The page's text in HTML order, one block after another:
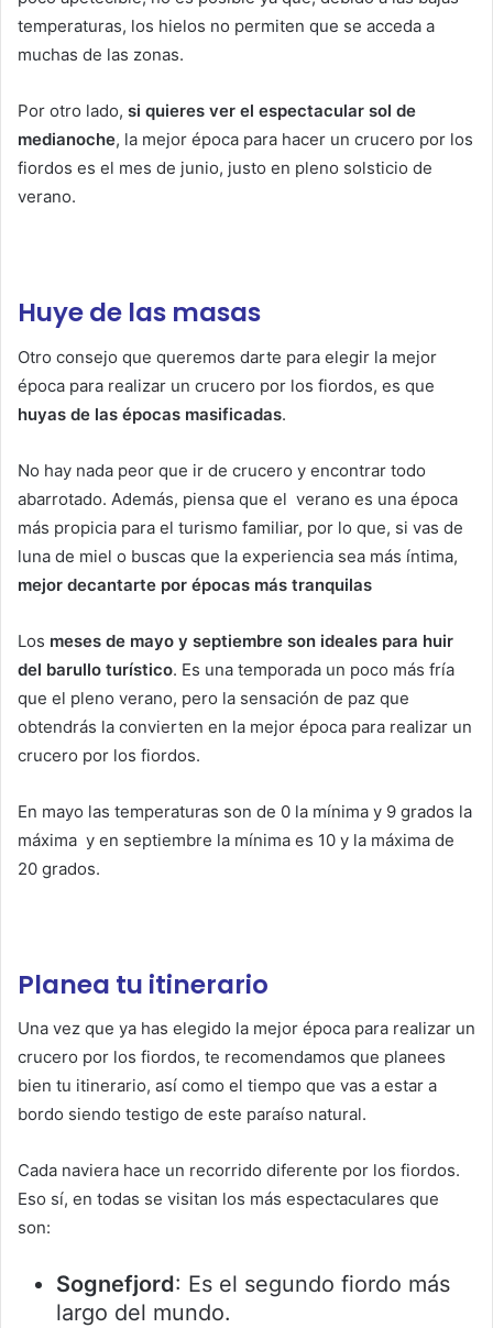
temperaturas, los hielos no permiten que se acceda a
muchas de las zonas.
Por otro lado, si quieres ver el espectacular sol de
medianoche, la mejor época para hacer un crucero por los
fiordos es el mes de junio, justo en pleno solsticio de
verano.
Huye de las masas
Otro consejo que queremos darte para elegir la mejor
época para realizar un crucero por los fiordos, es que
huyas de las épocas masificadas.
No hay nada peor que ir de crucero y encontrar todo
abarrotado. Además, piensa que el verano es una época
más propicia para el turismo familiar, por lo que, si vas de
luna de miel o buscas que la experiencia sea más íntima,
mejor decantarte por épocas más tranquilas
Los meses de mayo y septiembre son ideales para huir
del barullo turístico. Es una temporada un poco más fría
que el pleno verano, pero la sensación de paz que
obtendrás la convierten en la mejor época para realizar un
crucero por los fiordos.
En mayo las temperaturas son de 0 la mínima y 9 grados la
máxima y en septiembre la mínima es 10 y la máxima de
20 grados.
Planea tu itinerario
Una vez que ya has elegido la mejor época para realizar un
crucero por los fiordos, te recomendamos que planees
bien tu itinerario, así como el tiempo que vas a estar a
bordo siendo testigo de este paraíso natural.
Cada naviera hace un recorrido diferente por los fiordos.
Eso sí, en todas se visitan los más espectaculares que
son:
Sognefjord: Es el segundo fiordo más
largo del mundo.